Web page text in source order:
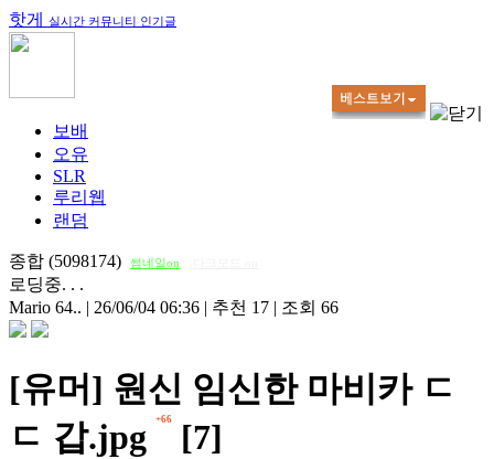
핫게 실시간 커뮤니티 인기글
보배
오유
SLR
루리웹
랜덤
종합 (5098174) 썸네일on
로딩중. . .
Mario 64.. | 26/06/04 06:36 | 추천 17 | 조회 66
[유머] 원신 임신한 마비카 ㄷ
ㄷ 갑.jpg
+66 [7]